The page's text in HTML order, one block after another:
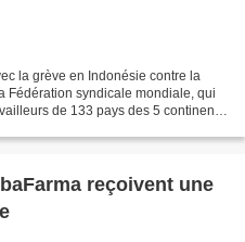
la grève en Indonésie contre la
Fédération syndicale mondiale, qui
de 133 pays des 5 continents,
reçoivent une